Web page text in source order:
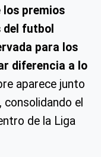
los premios
futbol
para los
diferencia a lo
aparece junto
el
de la Liga